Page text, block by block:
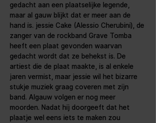
gedacht aan een plaatselijke legende,
maar al gauw blijkt dat er meer aan de
hand is. jessie Cake (Alessio Cherubini), de
zanger van de rockband Grave Tomba
heeft een plaat gevonden waarvan
gedacht wordt dat ze behekst is. De
artiest die de plaat maakte, is al enkele
jaren vermist, maar jessie wil het bizarre
stukje muziek graag coveren met zijn
band. Algauw volgen er nog meer
moorden. Nadat hij doorgeeft dat het
plaatje wel eens iets te maken zou